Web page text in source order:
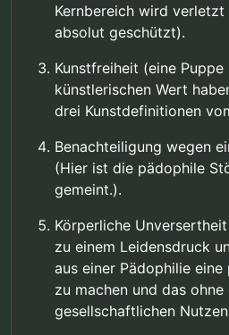
Kernbereich wird
absolut geschützt).
Kunstfreiheit (eine Puppe
künstlerischen Wert
drei Kunstdefinitionen
Benachteiligung wegen
(Hier ist die pädophile
gemeint.).
Körperliche
zu einem Leidensdruck
aus einer Pädophilie
zu machen und das
gesellschaftlichen